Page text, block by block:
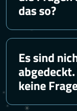
das so?
Es sind
keine